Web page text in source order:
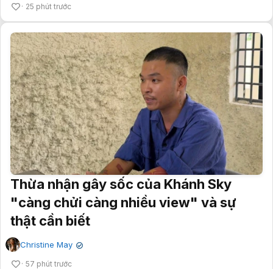
25 phút trước
Thừa nhận gây sốc của Khánh Sky
"càng chửi càng nhiều view" và sự
thật cần biết
Christine May ✔
57 phút trước